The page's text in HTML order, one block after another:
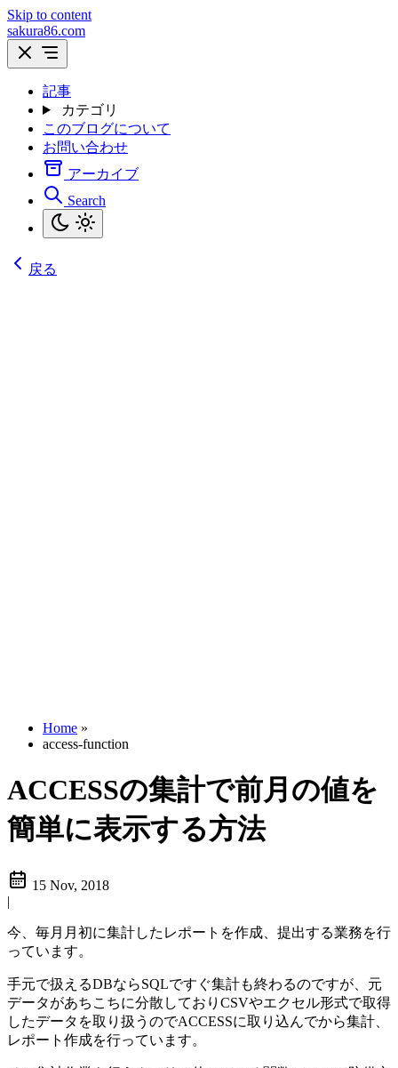
Skip to content
sakura86.com
記事
カテゴリ
このブログについて
お問い合わせ
アーカイブ
Search
戻る
Home »
access-function
ACCESSの集計で前月の値を
簡単に表示する方法
15 Nov, 2018
|
今、毎月月初に集計したレポートを作成、提出する業務を行
っています。
手元で扱えるDBならSQLですぐ集計も終わるのですが、元
データがあちこちに分散しておりCSVやエクセル形式で取得
したデータを取り扱うのでACCESSに取り込んでから集計、
レポート作成を行っています。